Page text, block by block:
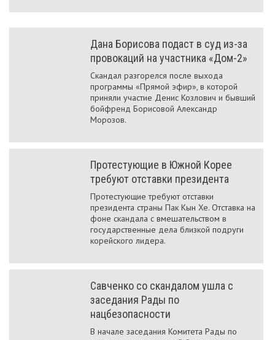
Дана Борисова подаст в суд из-за
провокаций на участника «Дом-2»
Скандал разгорелся после выхода
программы «Прямой эфир», в которой
приняли участие Денис Козлович и бывший
бойфренд Борисовой Александр
Морозов.
Протестующие в Южной Корее
требуют отставки президента
Протестующие требуют отставки
президента страны Пак Кын Хе. Отставка на
фоне скандала с вмешательством в
государственные дела близкой подруги
корейского лидера.
Савченко со скандалом ушла с
заседания Рады по
нацбезопасности
В начале заседания Комитета Рады по